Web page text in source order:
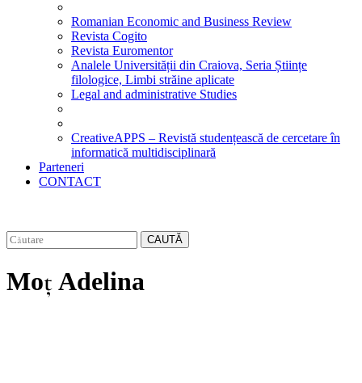
Romanian Economic and Business Review
Revista Cogito
Revista Euromentor
Analele Universității din Craiova, Seria Științe
filologice, Limbi străine aplicate
Legal and administrative Studies
CreativeAPPS – Revistă studențească de cercetare în
informatică multidisciplinară
Parteneri
CONTACT
CAUTĂ
Moț Adelina